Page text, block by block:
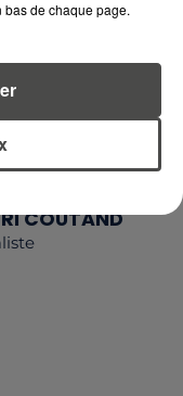
l'équipe RCA
COUTAND
bas de chaque page.